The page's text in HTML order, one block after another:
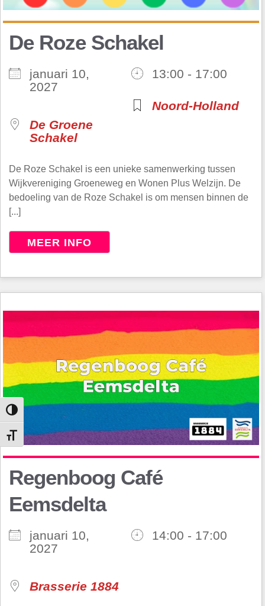
Keuze voor hoog contrast
Kies grootte van het lettertype
De Roze Schakel
januari 10,
2027
13:00 - 17:00
De Groene
Schakel
Noord-Holland
De Roze Schakel is een unieke samenwerking tussen
Wijkvereniging Groeneweg en Wonen Plus Welzijn. De
bedoeling van de Roze Schakel is om mensen binnen de
[...]
MEER INFO
Regenboog Café
Eemsdelta
januari 10,
2027
14:00 - 17:00
Brasserie 1884